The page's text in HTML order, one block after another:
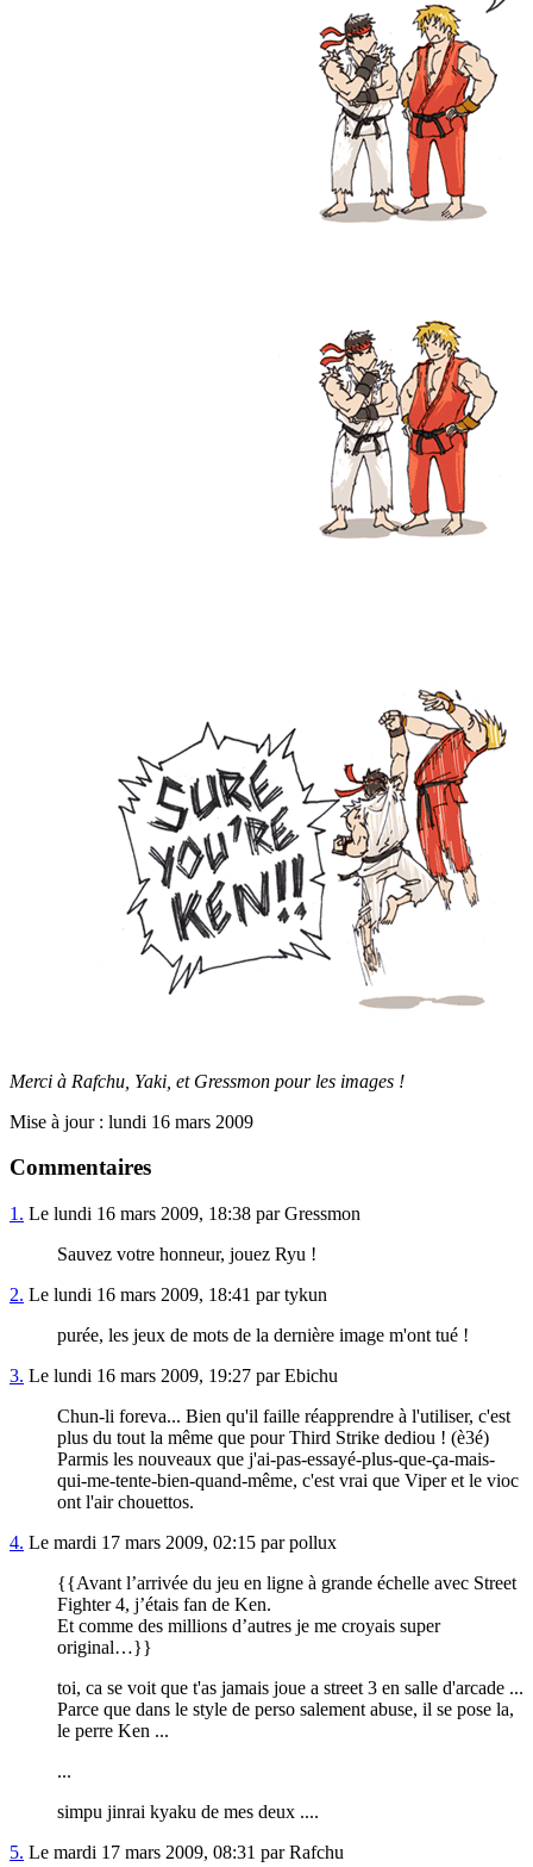
Merci à Rafchu, Yaki, et Gressmon pour les images !
Mise à jour : lundi 16 mars 2009
Commentaires
1. Le lundi 16 mars 2009, 18:38 par Gressmon
Sauvez votre honneur, jouez Ryu !
2. Le lundi 16 mars 2009, 18:41 par tykun
purée, les jeux de mots de la dernière image m'ont tué !
3. Le lundi 16 mars 2009, 19:27 par Ebichu
Chun-li foreva... Bien qu'il faille réapprendre à l'utiliser, c'est
plus du tout la même que pour Third Strike dediou ! (è3é)
Parmis les nouveaux que j'ai-pas-essayé-plus-que-ça-mais-
qui-me-tente-bien-quand-même, c'est vrai que Viper et le vioc
ont l'air chouettos.
4. Le mardi 17 mars 2009, 02:15 par pollux
{{Avant l’arrivée du jeu en ligne à grande échelle avec Street
Fighter 4, j’étais fan de Ken.
Et comme des millions d’autres je me croyais super
original…}}
toi, ca se voit que t'as jamais joue a street 3 en salle d'arcade ...
Parce que dans le style de perso salement abuse, il se pose la,
le perre Ken ...
...
simpu jinrai kyaku de mes deux ....
5. Le mardi 17 mars 2009, 08:31 par Rafchu